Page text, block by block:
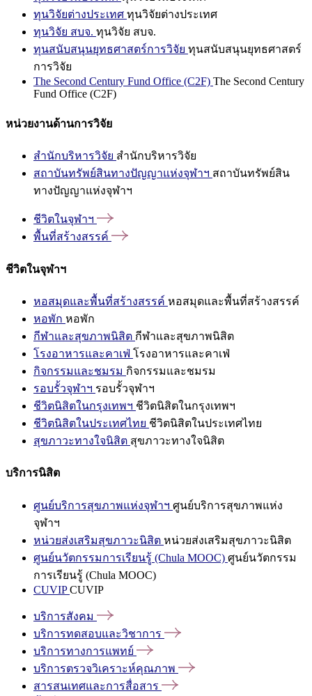
ทุนวิจัยต่างประเทศ ทุนวิจัยต่างประเทศ
ทุนวิจัย สบจ. ทุนวิจัย สบจ.
ทุนสนับสนุนยุทธศาสตร์การวิจัย ทุนสนับสนุนยุทธศาสตร์
การวิจัย
The Second Century Fund Office (C2F) The Second Century
Fund Office (C2F)
หน่วยงานด้านการวิจัย
สำนักบริหารวิจัย สำนักบริหารวิจัย
สถาบันทรัพย์สินทางปัญญาแห่งจุฬาฯ สถาบันทรัพย์สิน
ทางปัญญาแห่งจุฬาฯ
ชีวิตในจุฬาฯ
พื้นที่สร้างสรรค์
ชีวิตในจุฬาฯ
หอสมุดและพื้นที่สร้างสรรค์ หอสมุดและพื้นที่สร้างสรรค์
หอพัก หอพัก
กีฬาและสุขภาพนิสิต กีฬาและสุขภาพนิสิต
โรงอาหารและคาเฟ่ โรงอาหารและคาเฟ่
กิจกรรมและชมรม กิจกรรมและชมรม
รอบรั้วจุฬาฯ รอบรั้วจุฬาฯ
ชีวิตนิสิตในกรุงเทพฯ ชีวิตนิสิตในกรุงเทพฯ
ชีวิตนิสิตในประเทศไทย ชีวิตนิสิตในประเทศไทย
สุขภาวะทางใจนิสิต สุขภาวะทางใจนิสิต
บริการนิสิต
ศูนย์บริการสุขภาพแห่งจุฬาฯ ศูนย์บริการสุขภาพแห่ง
จุฬาฯ
หน่วยส่งเสริมสุขภาวะนิสิต หน่วยส่งเสริมสุขภาวะนิสิต
ศูนย์นวัตกรรมการเรียนรู้ (Chula MOOC) ศูนย์นวัตกรรม
การเรียนรู้ (Chula MOOC)
CUVIPCUVIP
บริการสังคม
บริการทดสอบและวิชาการ
บริการทางการแพทย์
บริการตรวจวิเคราะห์คุณภาพ
สารสนเทศและการสื่อสาร